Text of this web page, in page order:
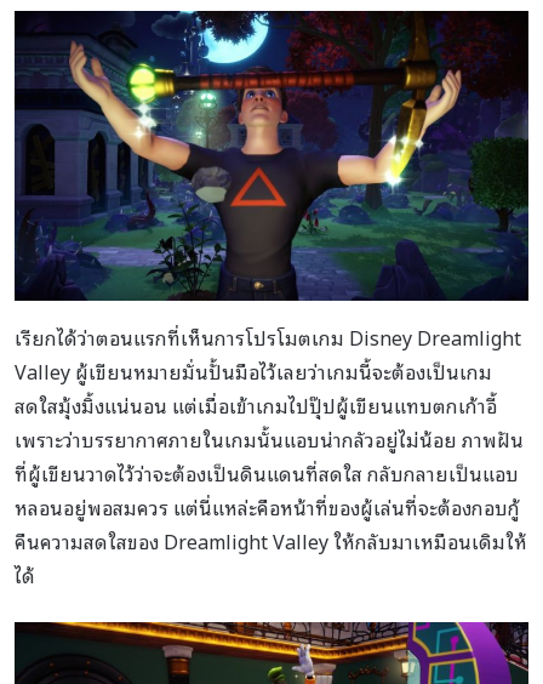
เรียกได้ว่าตอนแรกที่เห็นการโปรโมตเกม Disney Dreamlight
Valley ผู้เขียนหมายมั่นปั้นมือไว้เลยว่าเกมนี้จะต้องเป็นเกม
สดใสมุ้งมิ้งแน่นอน แต่เมื่อเข้าเกมไปปุ๊ปผู้เขียนแทบตกเก้าอี้
เพราะว่าบรรยากาศภายในเกมนั้นแอบน่ากลัวอยู่ไม่น้อย ภาพฝัน
ที่ผู้เขียนวาดไว้ว่าจะต้องเป็นดินแดนที่สดใส กลับกลายเป็นแอบ
หลอนอยู่พอสมควร แต่นี่แหล่ะคือหน้าที่ของผู้เล่นที่จะต้องกอบกู้
คืนความสดใสของ Dreamlight Valley ให้กลับมาเหมือนเดิมให้
ได้